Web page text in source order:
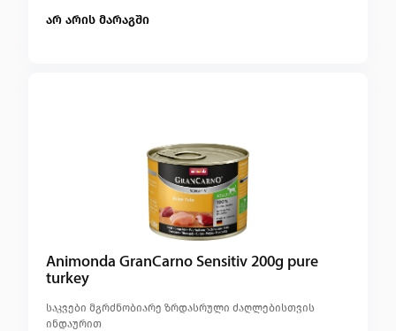
არ არის მარაგში
Animonda GranCarno Sensitiv 200g pure
turkey
საკვები მგრძნობიარე ზრდასრული ძაღლებისთვის
ინდაურით